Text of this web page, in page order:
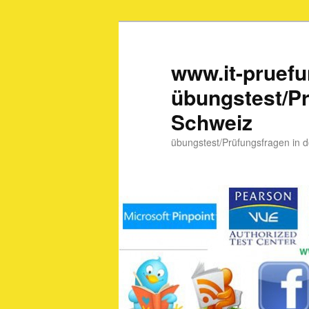
www.it-
übungstest/
Schweiz
übungstest/Prüfungsfragen in